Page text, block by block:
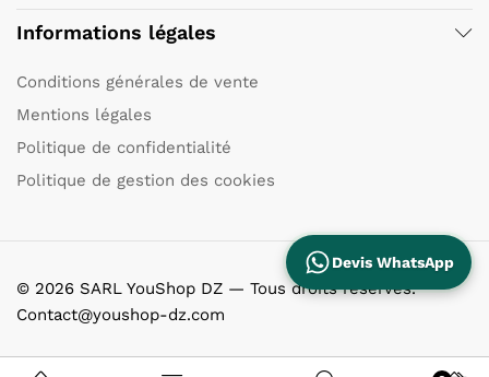
Informations légales
Conditions générales de vente
Mentions légales
Politique de confidentialité
Politique de gestion des cookies
© 2026 SARL YouShop DZ — Tous droits réservés.
Contact@youshop-dz.com
Devis WhatsApp